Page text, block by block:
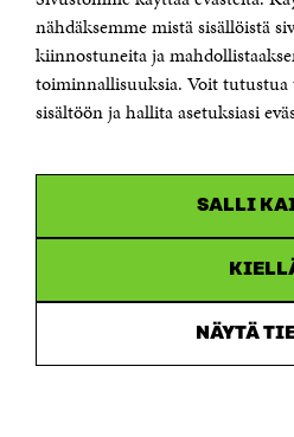
nähdäksemme mistä sisällöistä
kiinnostuneita ja
toiminnallisuuksia. Voit tutustua
sisältöön ja hallita asetuksiasi
SALLI
NÄYTÄ
KONTAKTA OSS
Jubileumsfonden för Finlands
Östersjögatan 11–13, PB 160,
00181 Helsingfors
Personalens e-postadresser
fornamn.efternamn@sitra.fi
Öppnas
nytt